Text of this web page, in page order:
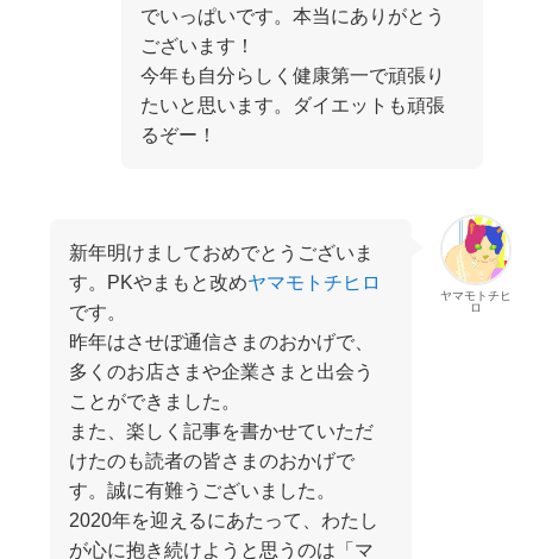
でいっぱいです。本当にありがとう
ございます！
今年も自分らしく健康第一で頑張り
たいと思います。ダイエットも頑張
るぞー！
ヤマモトチヒ
ロ
新年明けましておめでとうございま
す。PKやまもと改めヤマモトチヒロ
です。
昨年はさせぼ通信さまのおかげで、
多くのお店さまや企業さまと出会う
ことができました。
また、楽しく記事を書かせていただ
けたのも読者の皆さまのおかげで
す。誠に有難うございました。
2020年を迎えるにあたって、わたし
が心に抱き続けようと思うのは「マ